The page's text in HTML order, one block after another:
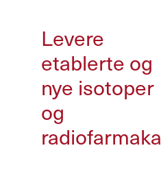
Levere
etablerte og
nye isotoper
og
radiofarmaka